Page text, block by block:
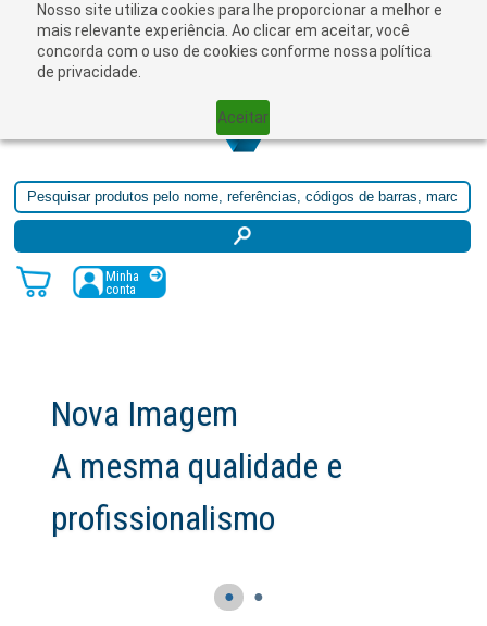
Nosso site utiliza cookies para lhe proporcionar a melhor e
mais relevante experiência. Ao clicar em aceitar, você
concorda com o uso de cookies conforme nossa política
de privacidade.
Aceitar
Minha
conta
Nova Imagem
A mesma qualidade e
profissionalismo
● ●